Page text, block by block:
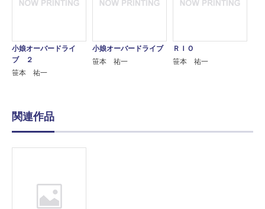
小娘オーバードライ
ブ ２
笹本 祐一
小娘オーバードライブ
笹本 祐一
ＲＩＯ
笹本 祐一
関連作品